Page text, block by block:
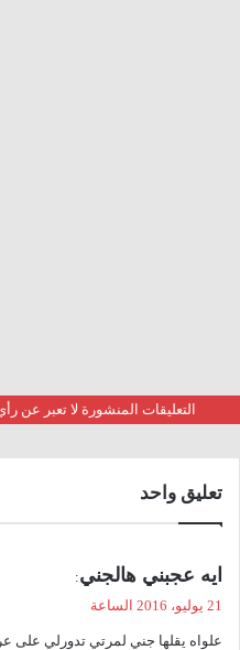
التعليقات المنشورة لا تعبر
تعليق واحد
ي
ل
ايه عجبني هالجني:
21 يوليو، 2016 الساعة
علواه يقلها جني لمرتي تدورلي على